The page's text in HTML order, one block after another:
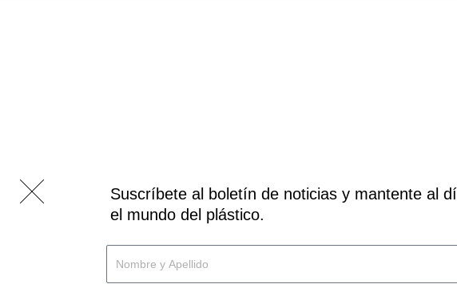
Suscríbete al boletín de noticias y mantente al
el mundo del plástico.